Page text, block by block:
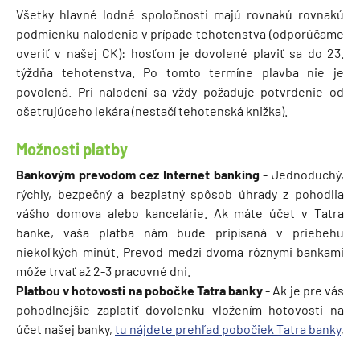
Všetky hlavné lodné spoločnosti majú rovnakú rovnakú
podmienku nalodenia v prípade tehotenstva (odporúčame
overiť v našej CK): hosťom je dovolené plaviť sa do 23.
týždňa tehotenstva. Po tomto termíne plavba nie je
povolená. Pri nalodení sa vždy požaduje potvrdenie od
ošetrujúceho lekára (nestačí tehotenská knižka).
Možnosti platby
Bankovým prevodom cez Internet banking- Jednoduchý,
rýchly, bezpečný a bezplatný spôsob úhrady z pohodlia
vášho domova alebo kancelárie. Ak máte účet v Tatra
banke, vaša platba nám bude pripísaná v priebehu
niekoľkých minút. Prevod medzi dvoma rôznymi bankami
môže trvať až 2-3 pracovné dni.
Platbou v hotovosti na pobočke Tatra banky- Ak je pre vás
pohodlnejšie zaplatiť dovolenku vložením hotovosti na
účet našej banky, tu nájdete prehľad pobočiek Tatra banky,